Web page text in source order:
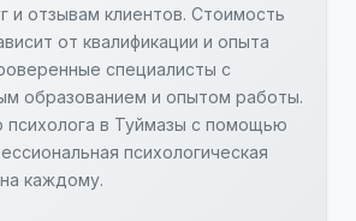
и отзывам клиентов. Стоимость
от квалификации и опыта
специалисты с
образованием и опытом работы.
психолога в Туймазы с помощью
психологическая
каждому.